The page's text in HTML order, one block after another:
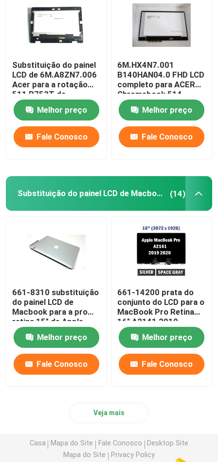
Substituição do painel
LCD de 6M.A8ZN7.006
Acer para a rotação
511 R753T de
Chromebook 11,6
polegadasMelhor preço
Fale Conosco
6M.HX4N7.001
B140HAN04.0 FHD LCD
completo para ACER
Chromebook 514
CP514-1H-R4HQ-US
Melhor preço
Fale Conosco
Substituição do painel LCD de Macbook (14)
661-8310 substituição
do painel LCD de
Macbook para a pro
retina 15" de Apple
A1398 tarde 2013-
2014 Melhor preço
Fale Conosco
661-14200 prata do
conjunto do LCD para o
MacBook Pro Retina
16" A2141 2019
EMC3347
Melhor preço
Fale Conosco
Veja mais
Casa Mapa do Site Fale Conosco
Desktop Site
Mapa do Site
Privacy Policy